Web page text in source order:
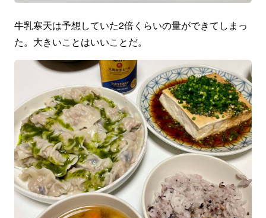
牛乳寒天は予想していた2倍くらいの量ができてしまっ
た。大きいことはいいことだ。